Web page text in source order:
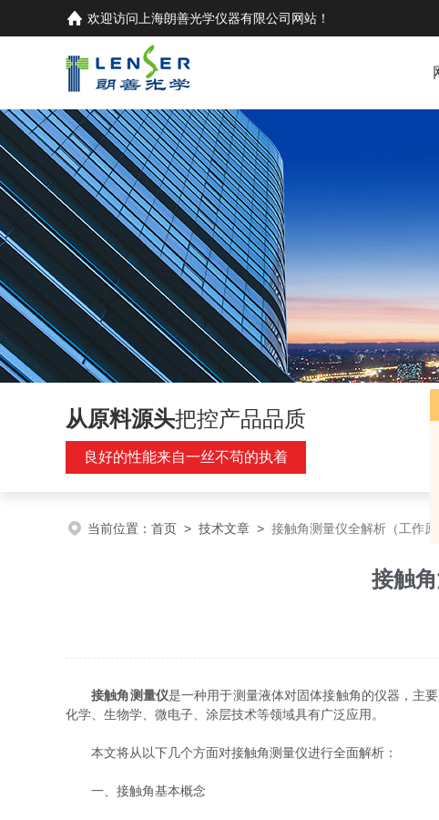
欢迎访问 上海朗善光学仪器有限公司 网站！
从原料源头把控产品品质
良好的性能来自一丝不苟的执着
当前位置： 首页 > 技术文章 > 接触角测量仪全解析（工作
接触
接触角测量仪是一种用于测量液体对固体接触角的仪器，主
化学、生物学、微电子、涂层技术等领域具有广泛应用。
本文将从以下几个方面对接触角测量仪进行全面解析：
一、接触角基本概念